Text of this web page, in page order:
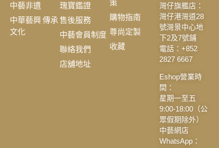
中藝非遺
中華藝興 傳承
文化
瑰寶鑑證
售後服務
中藝會員制度
聯絡我們
店舖地址
策
購物指南
尊尚定製
收藏
灣仔旗艦店：
灣仔港灣道28
號灣景中心地
下2及7號鋪
電話：+852
2827 6667
Eshop營業時
間：
星期一至五
9:00-18:00（公
眾假期除外）
中藝網店
WhatsApp：